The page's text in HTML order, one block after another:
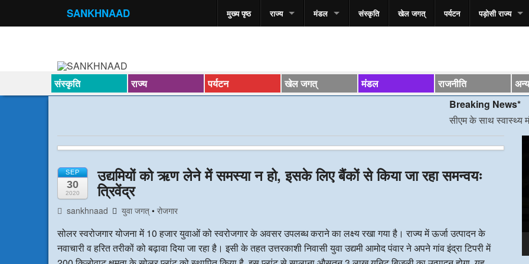
SANKHNAAD मुख्य पृष्ठ राज्य मंडल संस्कृति खेल जगत् पर्यटन पड़ोसी राज्य
संस्कृति राज्य पर्यटन खेल जगत् मंडल राजनीति
Breaking News*
सीएम के साथ स्वास्थ्य मंत्री की
SEP
30
2020
उद्यमियों को ऋण लेने में समस्या न हो, इसके लिए बैंकों से किया जा रहा समन्वयः
त्रिवेंद्र
sankhnaad युवा जगत् •रोजगार
सोलर स्वरोजगार योजना में 10 हजार युवाओं को स्वरोजगार के अवसर उपलब्ध कराने का लक्ष्य रखा गया है। राज्य में ऊर्जा उत्पादन के
नवाचारी व हरित तरीकों को बढ़ावा दिया जा रहा है। इसी के तहत उत्तरकाशी निवासी युवा उद्यमी आमोद पंवार ने अपने गांव इंद्रा टिपरी में